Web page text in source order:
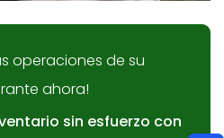
operaciones de su
ahora!
sin esfuerzo con